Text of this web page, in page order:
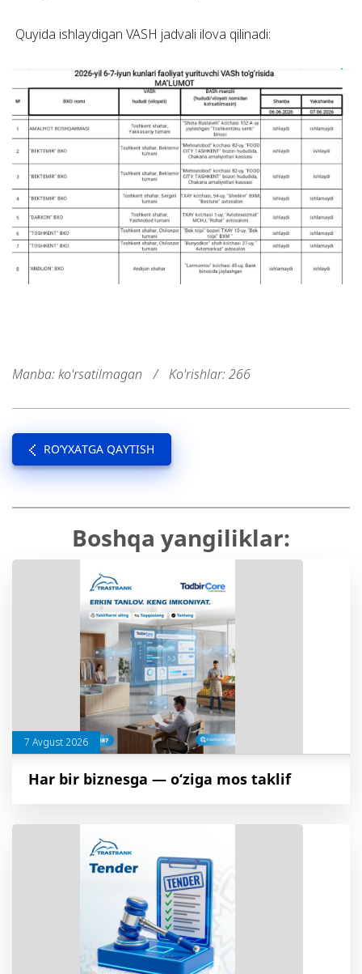
Quyida ishlaydigan VASH jadvali ilova qilinadi:
Manba: ko'rsatilmagan / Ko'rishlar: 266
RO’YXATGA QAYTISH
Boshqa yangiliklar:
7 Avgust 2026
Har bir biznesga — o‘ziga mos taklif